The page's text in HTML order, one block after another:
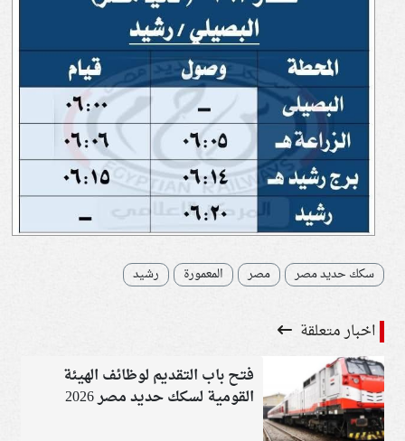
سكك حديد مصر مصر المعمورة رشيد
اخبار متعلقة
فتح باب التقديم لوظائف الهيئة
القومية لسكك حديد مصر 2026